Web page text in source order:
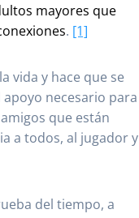
mayores que
. [1]
vida y hace que se
apoyo necesario para
que están
a todos, al jugador y
del tiempo, a